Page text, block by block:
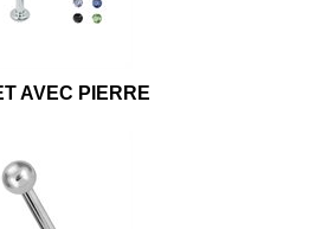
AVEC PIERRE